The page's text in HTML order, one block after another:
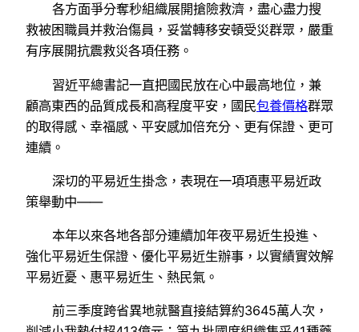
各方面爭分奪秒組織展開搶險救濟，盡心盡力搜
救被困職員并救治傷員，妥當轉移安頓受災群眾，嚴重
有序展開抗震救災各項任務。
習近平總書記一直把國民放在心中最高地位，兼
顧高東西的品質成長和高程度平安，國民包養價格群眾
的取得感、幸福感、平安感加倍充分、更有保證、更可
連續。
深切的平易近生掛念，表現在一項項惠平易近政
策舉動中——
本年以來各地各部分連續加年夜平易近生投進、
強化平易近生保證、優化平易近生辦事，以實績實效解
平易近憂、惠平易近生、熱民氣。
前三季度跨省異地就醫直接結算約3645萬人次，